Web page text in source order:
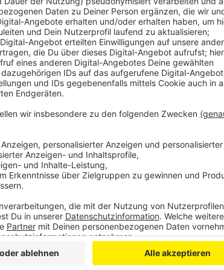
Comedy
Atze Schröders Kaltstart 24:
Der Sommer hat dieses Jahr lange auf sich warten
heißer, Schröder! Schon zum Jahresanfang hat
jetzt will er uns gut gelaunt bis in den Herbst
"Lass' mich mal machen." Also volle Kraft voraus
24.